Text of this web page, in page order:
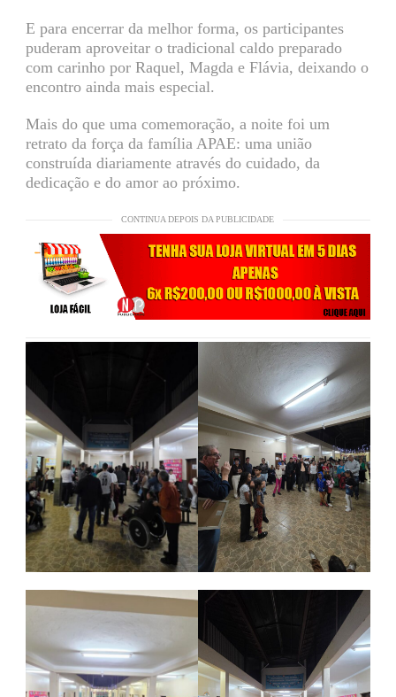
E para encerrar da melhor forma, os participantes
puderam aproveitar o tradicional caldo preparado
com carinho por Raquel, Magda e Flávia, deixando o
encontro ainda mais especial.
Mais do que uma comemoração, a noite foi um
retrato da força da família APAE: uma união
construída diariamente através do cuidado, da
dedicação e do amor ao próximo.
CONTINUA DEPOIS DA PUBLICIDADE